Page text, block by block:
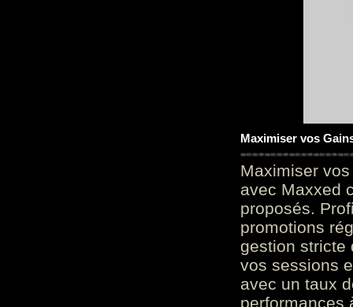
Maximiser vos
Maximiser
avec Maxxed
proposés.
promotions
gestion stricte
vos sessions
avec un taux
performances